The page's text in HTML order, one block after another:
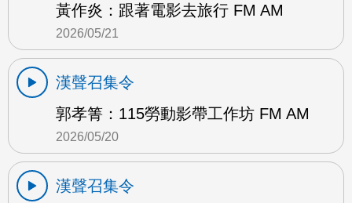
黃作炎：跟著電影去旅行 FM AM
2026/05/21
漢聲召集令
郭孝箐：115勞動影帶工作坊 FM AM
2026/05/20
漢聲召集令